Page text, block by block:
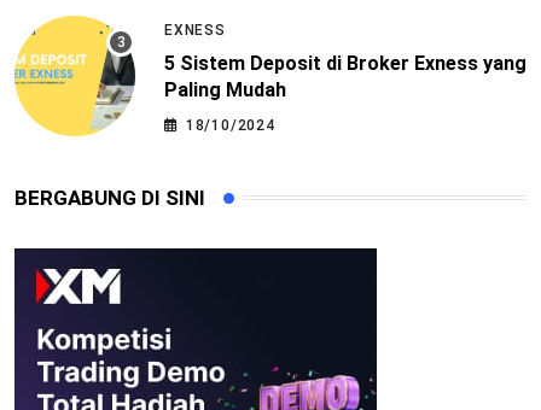
EXNESS
5 Sistem Deposit di Broker Exness yang
Paling Mudah
18/10/2024
BERGABUNG DI SINI